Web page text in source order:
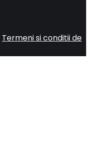
Termeni si conditii de